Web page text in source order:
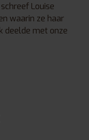
Louise
waarin ze haar
deelde met onze